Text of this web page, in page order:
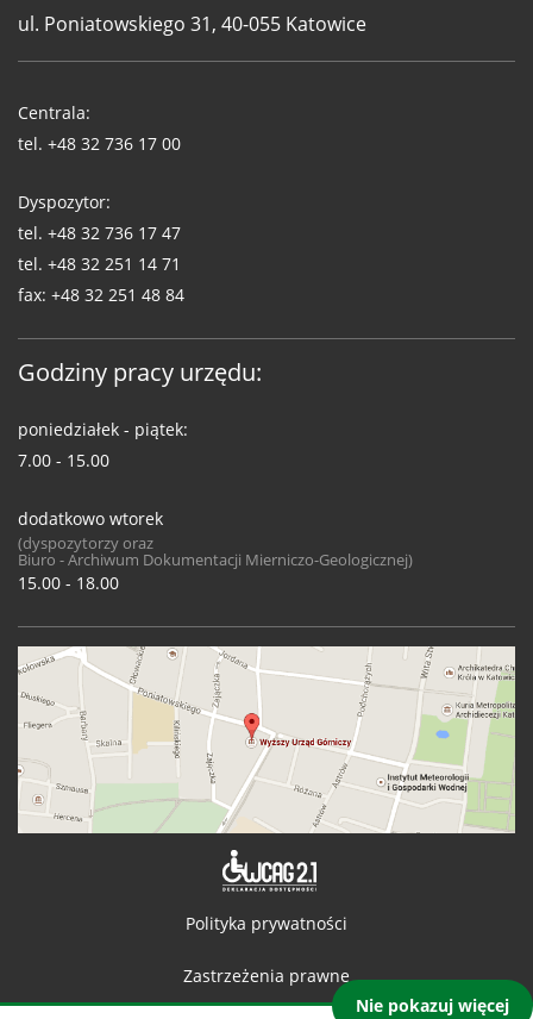
Nie pokazuj więcej
ul. Poniatowskiego 31, 40-055 Katowice
WUG
Centrala:
tel. +48 32 736 17 00
Dyspozytor:
tel. +48 32 736 17 47
tel. +48 32 251 14 71
fax: +48 32 251 48 84
Godziny pracy urzędu:
poniedziałek - piątek:
7.00 - 15.00
dodatkowo wtorek
(dyspozytorzy oraz
Biuro - Archiwum Dokumentacji Mierniczo-Geologicznej)
15.00 - 18.00
Polityka prywatności
Zastrzeżenia prawne